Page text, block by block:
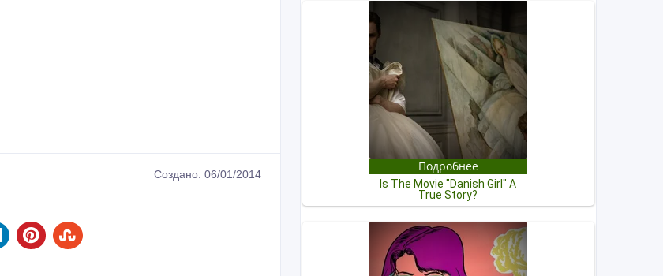
Создано: 06/01/2014